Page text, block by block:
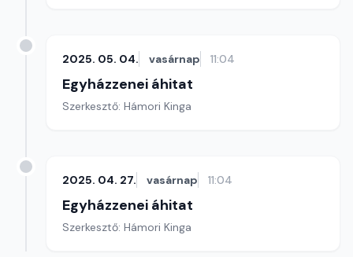
2025. 05. 04. vasárnap 11:04
Egyházzenei áhitat
Szerkesztő: Hámori Kinga
2025. 04. 27. vasárnap 11:04
Egyházzenei áhitat
Szerkesztő: Hámori Kinga